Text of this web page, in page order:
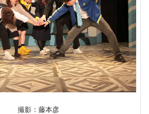
撮影：藤本彦